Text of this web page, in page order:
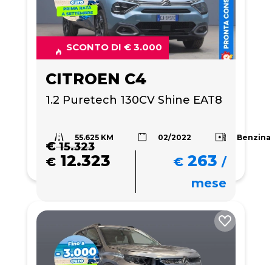
SCONTO DI € 3.000
CITROEN C4
1.2 Puretech 130CV Shine EAT8
55.625 KM 02/2022 Benzina
€15.323
€ 12.323 € 263 /
mese